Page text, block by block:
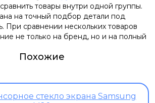
товары внутри одной группы.
на точный подбор детали под
При сравнении нескольких товаров
не только на бренд, но и на полный
Похожие